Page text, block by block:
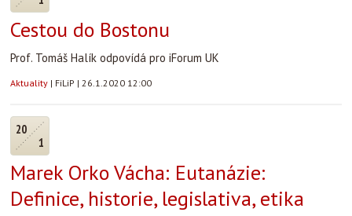
Cestou do Bostonu
Prof. Tomáš Halík odpovídá pro iForum UK
Aktuality | FiLiP | 26.1.2020 12:00
20
1
Marek Orko Vácha: Eutanázie:
Definice, historie, legislativa, etika